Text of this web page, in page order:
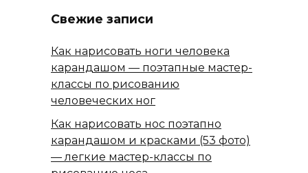
Свежие записи
Как нарисовать ноги человека
карандашом — поэтапные мастер-
классы по рисованию
человеческих ног
Как нарисовать нос поэтапно
карандашом и красками (53 фото)
— легкие мастер-классы по